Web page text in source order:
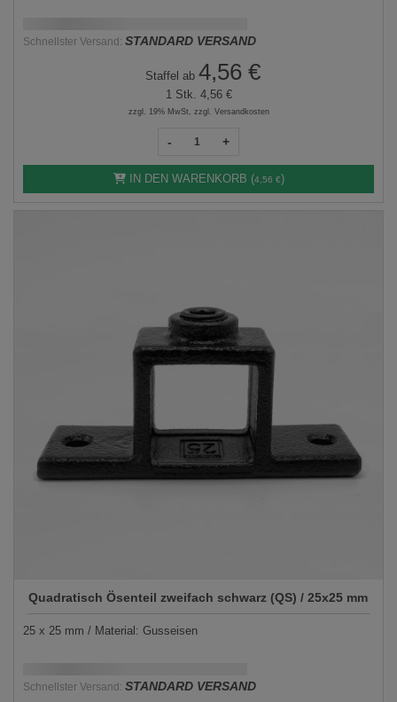
Schnellster Versand: STANDARD VERSAND
Staffel ab 4,56 €
1 Stk. 4,56 €
zzgl. 19% MwSt, zzgl. Versandkosten
- +
IN DEN WARENKORB (4,56 €)
Quadratisch Ösenteil zweifach schwarz (QS) / 25x25 mm
25 x 25 mm / Material: Gusseisen
Schnellster Versand: STANDARD VERSAND